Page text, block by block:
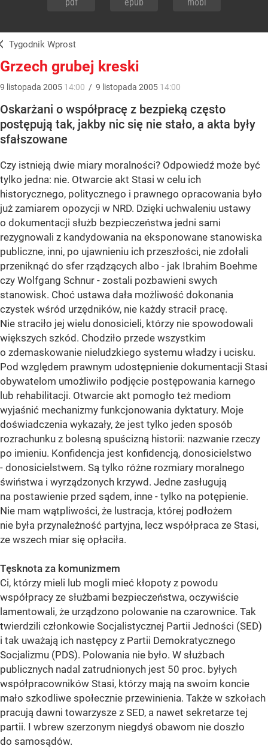
Tygodnik Wprost
Grzech grubej kreski
9 listopada 2005 14:00 / 9 listopada 2005 14:00
Oskarżani o współpracę z bezpieką często
postępują tak, jakby nic się nie stało, a akta były
sfałszowane
Czy istnieją dwie miary moralności? Odpowiedź może być
tylko jedna: nie. Otwarcie akt Stasi w celu ich
historycznego, politycznego i prawnego opracowania było
już zamiarem opozycji w NRD. Dzięki uchwaleniu ustawy
o dokumentacji służb bezpieczeństwa jedni sami
rezygnowali z kandydowania na eksponowane stanowiska
publiczne, inni, po ujawnieniu ich przeszłości, nie zdołali
przeniknąć do sfer rządzących albo - jak Ibrahim Boehme
czy Wolfgang Schnur - zostali pozbawieni swych
stanowisk. Choć ustawa dała możliwość dokonania
czystek wśród urzędników, nie każdy stracił pracę.
Nie straciło jej wielu donosicieli, którzy nie spowodowali
większych szkód. Chodziło przede wszystkim
o zdemaskowanie nieludzkiego systemu władzy i ucisku.
Pod względem prawnym udostępnienie dokumentacji Stasi
obywatelom umożliwiło podjęcie postępowania karnego
lub rehabilitacji. Otwarcie akt pomogło też mediom
wyjaśnić mechanizmy funkcjonowania dyktatury. Moje
doświadczenia wykazały, że jest tylko jeden sposób
rozrachunku z bolesną spuścizną historii: nazwanie rzeczy
po imieniu. Konfidencja jest konfidencją, donosicielstwo
- donosicielstwem. Są tylko różne rozmiary moralnego
świństwa i wyrządzonych krzywd. Jedne zasługują
na postawienie przed sądem, inne - tylko na potępienie.
Nie mam wątpliwości, że lustracja, której podłożem
nie była przynależność partyjna, lecz współpraca ze Stasi,
ze wszech miar się opłaciła.
Tęsknota za komunizmem
Ci, którzy mieli lub mogli mieć kłopoty z powodu
współpracy ze służbami bezpieczeństwa, oczywiście
lamentowali, że urządzono polowanie na czarownice. Tak
twierdzili członkowie Socjalistycznej Partii Jedności (SED)
i tak uważają ich następcy z Partii Demokratycznego
Socjalizmu (PDS). Polowania nie było. W służbach
publicznych nadal zatrudnionych jest 50 proc. byłych
współpracowników Stasi, którzy mają na swoim koncie
mało szkodliwe społecznie przewinienia. Także w szkołach
pracują dawni towarzysze z SED, a nawet sekretarze tej
partii. I wbrew szerzonym niegdyś obawom nie doszło
do samosądów.